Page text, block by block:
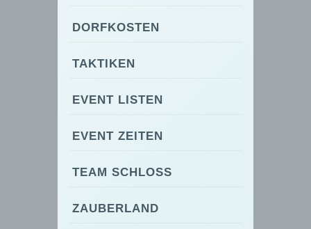
DORFKOSTEN
TAKTIKEN
EVENT LISTEN
EVENT ZEITEN
TEAM SCHLOSS
ZAUBERLAND